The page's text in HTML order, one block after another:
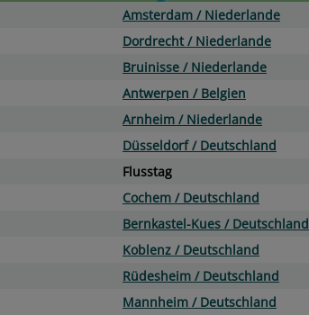
Amsterdam / Niederlande
Dordrecht / Niederlande
Bruinisse / Niederlande
Antwerpen / Belgien
Arnheim / Niederlande
Düsseldorf / Deutschland
Flusstag
Cochem / Deutschland
Bernkastel-Kues / Deutschland
Koblenz / Deutschland
Rüdesheim / Deutschland
Mannheim / Deutschland